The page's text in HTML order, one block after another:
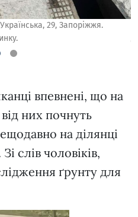
29, Запоріжжя.
впевнені, що на
від них почнуть
на ділянці
слів чоловіків,
ґрунту для